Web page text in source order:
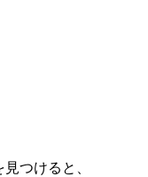
つけると、